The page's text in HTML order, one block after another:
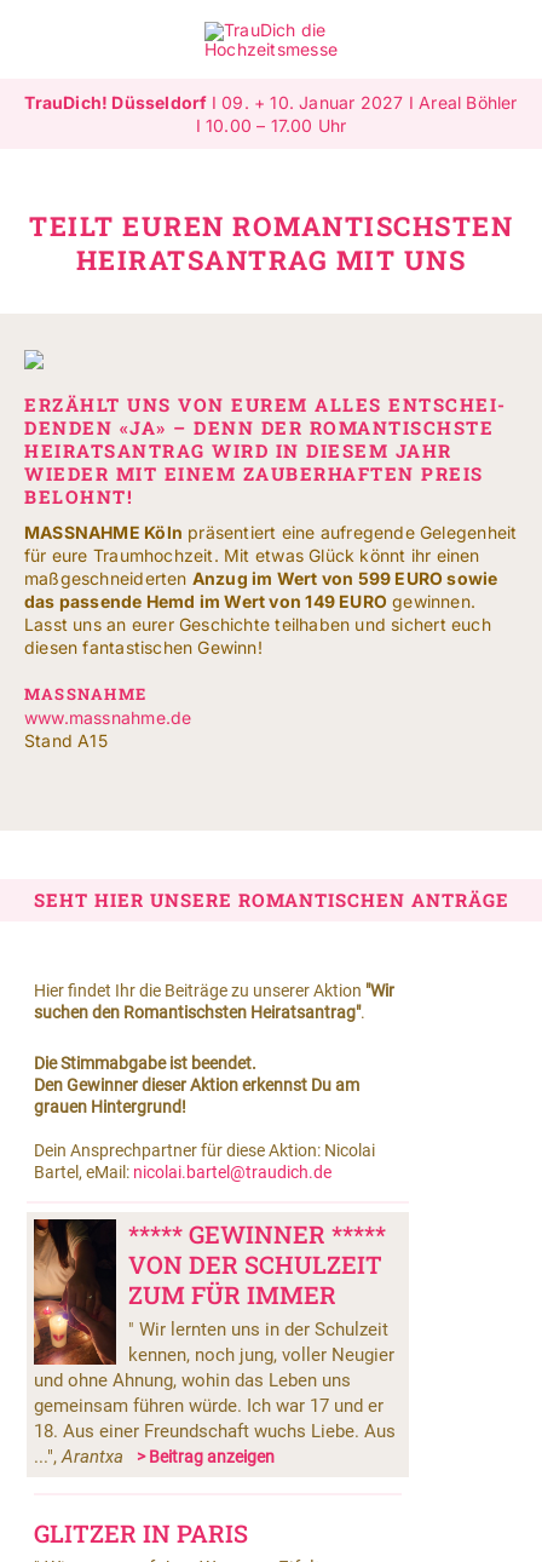
Highlights
Jetzt ausstellen
Mehr Infos
NACH:
Leichte Sprache
TrauDich! Düsseldorf I 09. + 10. Januar 2027 I Areal Böhler
I 10.00 – 17.00 Uhr
TEILT EUREN ROMANTISCHSTEN
HEIRATSANTRAG MIT UNS
ERZÄHLT UNS VON EUREM ALLES ENTSCHEI­
DENDEN «JA» – DENN DER ROMANTISCHSTE
HEIRATSANTRAG WIRD IN DIESEM JAHR
WIEDER MIT EINEM ZAUBERHAFTEN PREIS
BELOHNT!
MASSNAHME Köln präsentiert eine aufregende Gelegenheit
für eure Traumhochzeit. Mit etwas Glück könnt ihr einen
maßgeschneiderten Anzug im Wert von 599 EURO sowie
das passende Hemd im Wert von 149 EURO gewinnen.
Lasst uns an eurer Geschichte teilhaben und sichert euch
diesen fantastischen Gewinn!
MASSNAHME
www.massnahme.de
Stand A15
SEHT HIER UNSERE ROMANTISCHEN ANTRÄGE